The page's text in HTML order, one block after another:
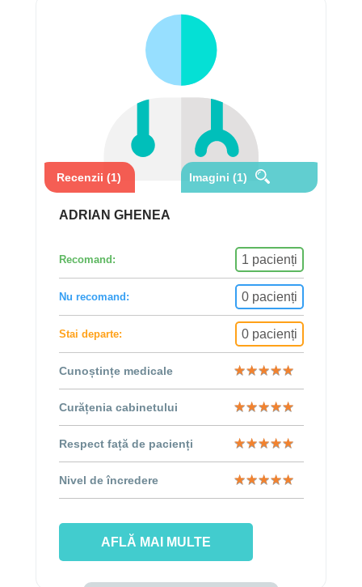
Recenzii (1) Imagini (1)
ADRIAN GHENEA
Recomand: 1 pacienți
Nu recomand: 0 pacienți
Stai departe: 0 pacienți
Cunoștințe medicale ★★★★★
★★★★★
Curățenia cabinetului ★★★★★
★★★★★
Respect față de pacienți ★★★★★
★★★★★
Nivel de încredere ★★★★★
★★★★★
AFLĂ MAI MULTE